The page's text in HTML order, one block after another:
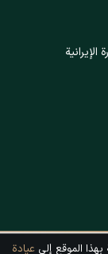
الموقع إلىعيادة